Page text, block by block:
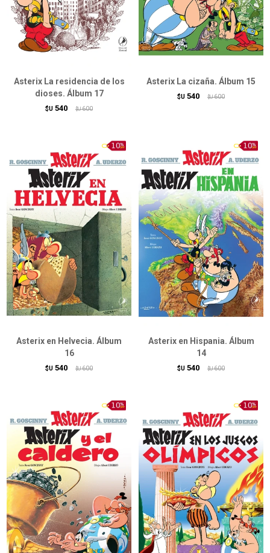
Asterix La residencia de los
dioses. Álbum 17
$U 540 $U 600
Asterix La cizaña. Álbum 15
$U 540 $U 600
Asterix en Helvecia. Álbum
16
$U 540 $U 600
Asterix en Hispania. Álbum
14
$U 540 $U 600